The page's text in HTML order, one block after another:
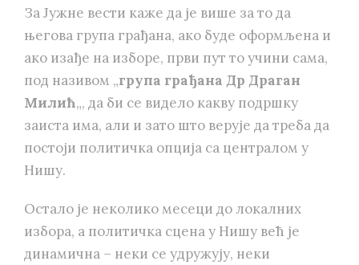
За Јужне вести каже да је више за то да
његова група грађана, ако буде оформљена и
ако изађе на изборе, први пут то учини сама,
под називом „група грађана Др Драган
Милић„, да би се видело какву подршку
заиста има, али и зато што верује да треба да
постоји политичка опција са централом у
Нишу.
Остало је неколико месеци до локалних
избора, а политичка сцена у Нишу већ је
динамична – неки се удружују, неки